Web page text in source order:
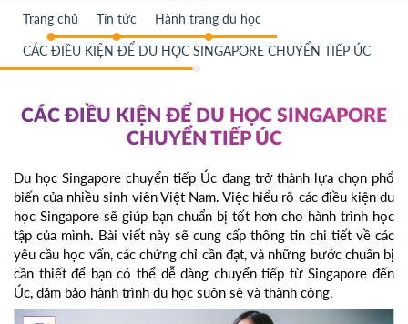
Trang chủ Tin tức Hành trang du học
CÁC ĐIỀU KIỆN ĐỂ DU HỌC SINGAPORE CHUYỂN TIẾP ÚC
CÁC ĐIỀU KIỆN ĐỂ DU HỌC SINGAPORE
CHUYỂN TIẾP ÚC
Du học Singapore chuyển tiếp Úc đang trở thành lựa chọn phổ
biến của nhiều sinh viên Việt Nam. Việc hiểu rõ các điều kiện du
học Singapore sẽ giúp bạn chuẩn bị tốt hơn cho hành trình học
tập của mình. Bài viết này sẽ cung cấp thông tin chi tiết về các
yêu cầu học vấn, các chứng chỉ cần đạt, và những bước chuẩn bị
cần thiết để bạn có thể dễ dàng chuyển tiếp từ Singapore đến
Úc, đảm bảo hành trình du học suôn sẻ và thành công.